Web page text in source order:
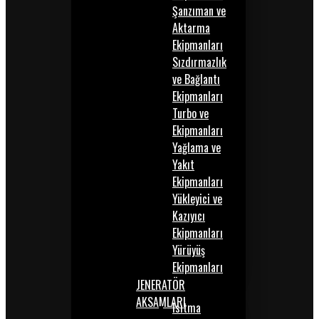
Şanzıman ve
Aktarma
Ekipmanları
Sızdırmazlık
ve Bağlantı
Ekipmanları
Turbo ve
Ekipmanları
Yağlama ve
Yakıt
Ekipmanları
Yükleyici ve
Kazıyıcı
Ekipmanları
Yürüyüş
Ekipmanları
JENERATÖR
AKSAMLARIIsıtma